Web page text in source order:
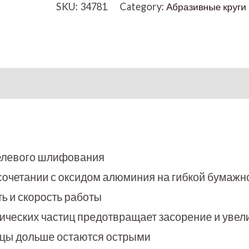
SKU: 34781 Category:Абразивные круги
шлифования
с оксидом алюминия на гибкой
и скорость работы
частиц предотвращает засорение и
дольше остаются острыми